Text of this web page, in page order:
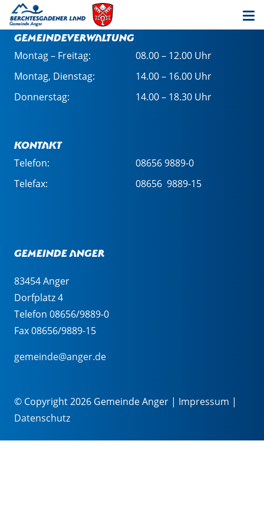
Öffnungszeiten in der
Gemeindeverwaltung
Montag – Freitag:
08.00 – 12.00 Uhr
Montag, Dienstag:
14.00 – 16.00 Uhr
Donnerstag:
14.00 – 18.30 Uhr
Kontakt
Telefon:
08656 9889-0
Telefax:
08656 9889-15
Gemeinde Anger
83454 Anger
Dorfplatz 4
Telefon 08656/9889-0
Fax 08656/9889-15
gemeinde@anger.de
© Copyright 2026 Gemeinde Anger | Impressum |
Datenschutz